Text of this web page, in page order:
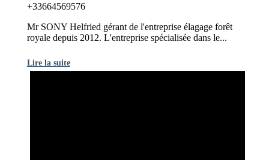
+33664569576
Mr SONY Helfried gérant de l'entreprise élagage forêt
royale depuis 2012. L'entreprise spécialisée dans le...
Lire la suite